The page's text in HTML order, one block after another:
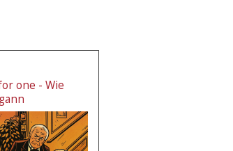
one - Wie